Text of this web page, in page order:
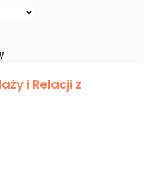
i Relacji z